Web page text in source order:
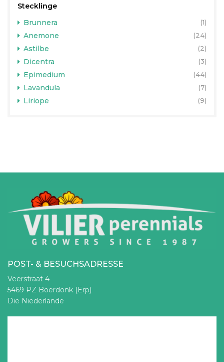
Stecklinge
Brunnera
(1)
Anemone (24)
Astilbe (2)
Dicentra (3)
Epimedium (44)
Lavandula (7)
Liriope (9)
POST- & BESUCHSADRESSE
Veerstraat 4
5469 PZ Boerdonk (Erp)
Die Niederlande